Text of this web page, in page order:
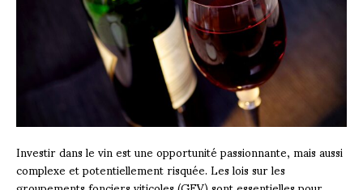
Investir dans le vin est une opportunité passionnante, mais aussi
complexe et potentiellement risquée. Les lois sur les